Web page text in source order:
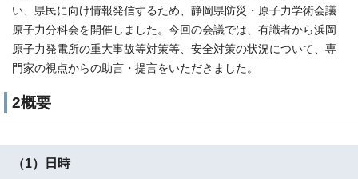
い、県民に向け情報発信するため、静岡県防災・原子力学術会議
原子力分科会を開催しました。今回の会議では、有識者から浜岡
原子力発電所の重大事故等対策等、安全対策の状況について、専
門家の視点からの助言・提言をいただきました。
2概要
（1）日時